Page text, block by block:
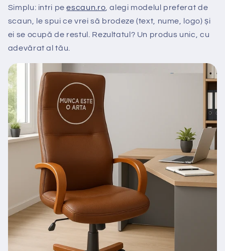
Simplu: intri peescaun.ro , alegi modelul preferat de
scaun, le spui ce vrei să brodeze (text, nume, logo) și
ei se ocupă de restul. Rezultatul? Un produs unic, cu
adevărat al tău.